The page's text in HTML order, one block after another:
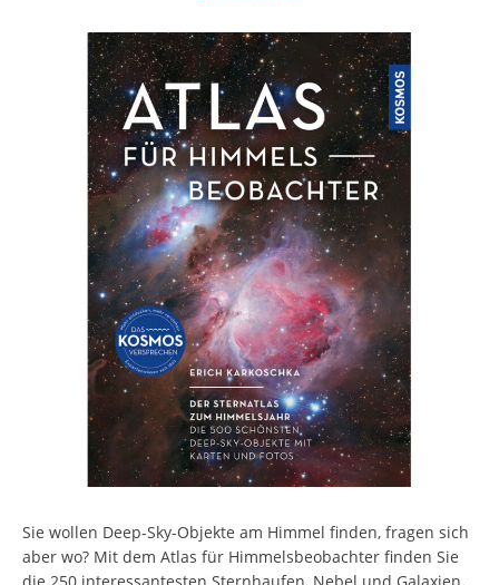
Sie wollen Deep-Sky-Objekte am Himmel finden, fragen sich
aber wo? Mit dem Atlas für Himmelsbeobachter finden Sie